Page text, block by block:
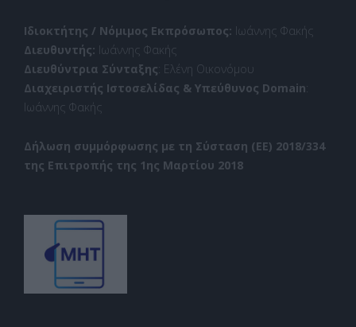
Ιδιοκτήτης / Νόμιμος Εκπρόσωπος: Ιωάννης Φακής
Διευθυντής: Ιωάννης Φακής
Διευθύντρια Σύνταξης: Ελένη Οικονόμου
Διαχειριστής Ιστοσελίδας & Υπεύθυνος Domain:
Ιωάννης Φακής
Δήλωση συμμόρφωσης με τη Σύσταση (ΕΕ) 2018/334
της Επιτροπής της 1ης Μαρτίου 2018